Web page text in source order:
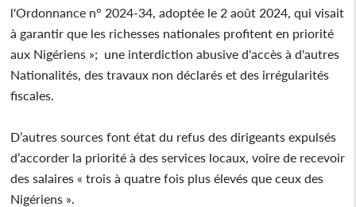
l'Ordonnance n° 2024-34, adoptée le 2 août 2024, qui visait
à garantir que les richesses nationales profitent en priorité
aux Nigériens »; une interdiction abusive d'accès à d'autres
Nationalités, des travaux non déclarés et des irrégularités
fiscales.
D’autres sources font état du refus des dirigeants expulsés
d’accorder la priorité à des services locaux, voire de recevoir
des salaires « trois à quatre fois plus élevés que ceux des
Nigériens ».